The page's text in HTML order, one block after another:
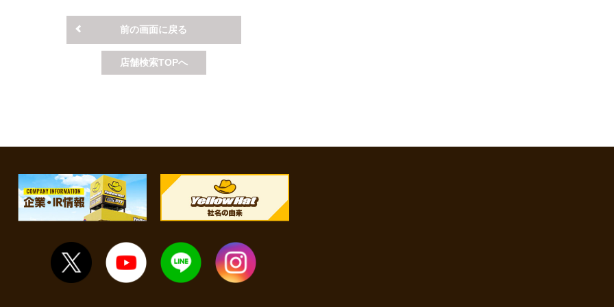
前の画面に戻る
店舗検索TOPへ